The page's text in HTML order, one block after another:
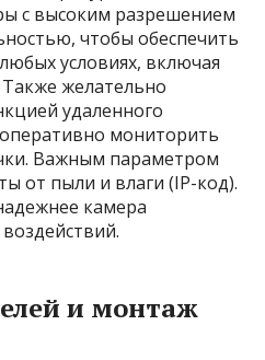
с высоким разрешением
чтобы обеспечить
условиях, включая
желательно
удаленного
мониторить
Важным параметром
от пыли и влаги (IP-код).
камера
и монтаж